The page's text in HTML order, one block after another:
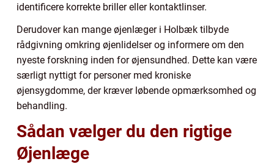
identificere korrekte briller eller kontaktlinser.
Derudover kan mange øjenlæger i Holbæk tilbyde
rådgivning omkring øjenlidelser og informere om den
nyeste forskning inden for øjensundhed. Dette kan være
særligt nyttigt for personer med kroniske
øjensygdomme, der kræver løbende opmærksomhed og
behandling.
Sådan vælger du den rigtige
Øjenlæge